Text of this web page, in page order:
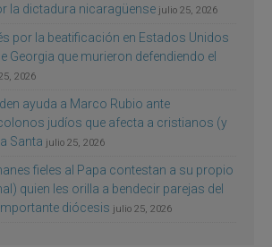
la dictadura nicaragüense julio 25, 2026
por la beatificación en Estados Unidos
Georgia que murieron defendiendo el
2026
ayuda a Marco Rubio ante
judíos que afecta a cristianos (y
Santa julio 25, 2026
fieles al Papa contestan a su propio
quien les orilla a bendecir parejas del
diócesis julio 25, 2026